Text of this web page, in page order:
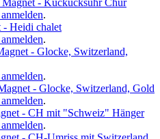
.
- Heidi chalet
.
- Glocke, Switzerland,
.
- Glocke, Switzerland, Gold
.
- CH mit "Schweiz" Hänger
.